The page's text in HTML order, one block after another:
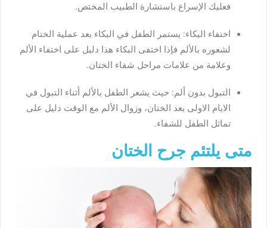
فعليك الإسراع باستشارة الطبيب المختص.
اختفاء البكاء: يستمر الطفل في البكاء بعد عملية الختام
لشعوره بالألم فإذا اختفى البكاء هذا دليل على اختفاء الألم
وعلامة من علامات مراحل شفاء الختان.
التبول بدون ألم: حيث يشعر الطفل بالألم أثناء التبول في
الايام الاولى بعد الختان، وزوال الألم مع الوقت دليل على
تماثل الطفل للشفاء.
متى يلتئم جرح الختان